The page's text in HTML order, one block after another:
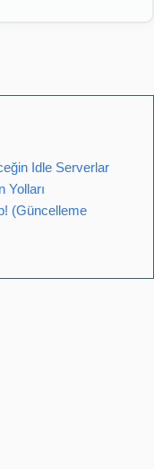
Idle Serverlar
Yolları
(Güncelleme